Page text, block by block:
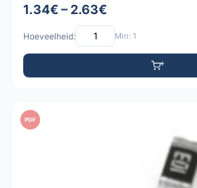
1.34€ – 2.63€
Hoeveelheid: Min: 1
PDF